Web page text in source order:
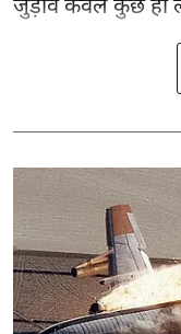
जुड़ाव केवल कुछ ही